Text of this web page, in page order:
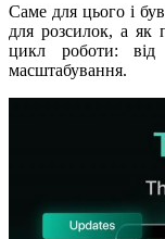
Саме для цього і
для розсилок, а як
цикл роботи: від
масштабування.